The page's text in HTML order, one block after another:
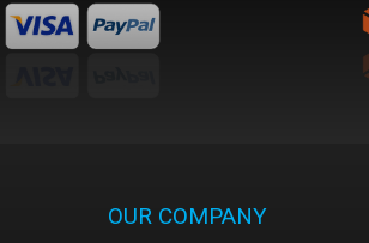
OUR COMPANY